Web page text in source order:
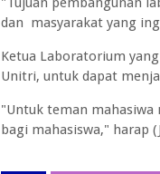
dan masyarakat yang
Ketua Laboratorium
Unitri, untuk dapat
"Untuk teman mahasiwa
bagi mahasiswa," harap